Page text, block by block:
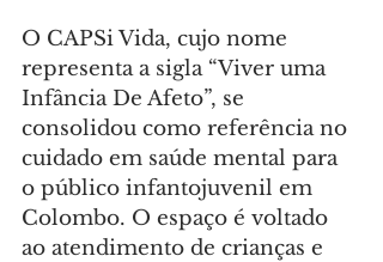
O CAPSi Vida, cujo nome
representa a sigla “Viver uma
Infância De Afeto”, se
consolidou como referência no
cuidado em saúde mental para
o público infantojuvenil em
Colombo. O espaço é voltado
ao atendimento de crianças e